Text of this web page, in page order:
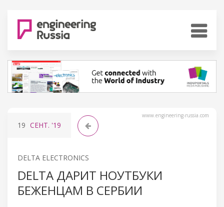
www.engineering-russia.com
19 СЕНТ. '19
DELTA ELECTRONICS
DELTA ДАРИТ НОУТБУКИ
БЕЖЕНЦАМ В СЕРБИИ